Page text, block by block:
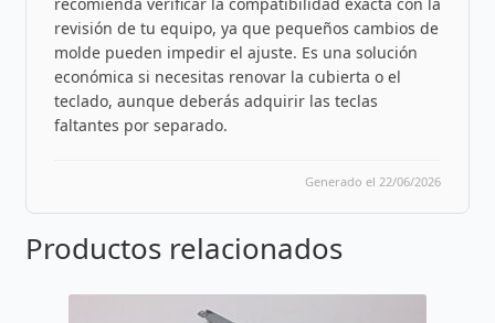
revisión de tu equipo, ya que pequeños cambios de
molde pueden impedir el ajuste. Es una solución
económica si necesitas renovar la cubierta o el
teclado, aunque deberás adquirir las teclas
faltantes por separado.
Generado el 22/06/2026
Productos relacionados